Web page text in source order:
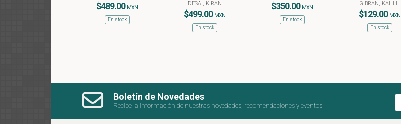
$489.00 MXN
En stock
DESAI, KIRAN
$499.00 MXN
En stock
$350.00 MXN
En stock
GIBRAN, KAHLIL
$129.00 MXN
En stock
Boletín de Novedades
Recibe la información de nuestras novedades, recomendaciones y eventos.